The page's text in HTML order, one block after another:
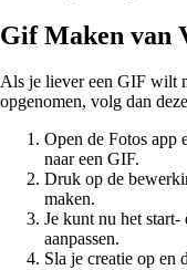
Gif Maken van
Als je liever een GIF wilt
opgenomen, volg dan
Open de Fotos app
naar een GIF.
Druk op de
maken.
Je kunt nu het
aanpassen.
Sla je creatie op en